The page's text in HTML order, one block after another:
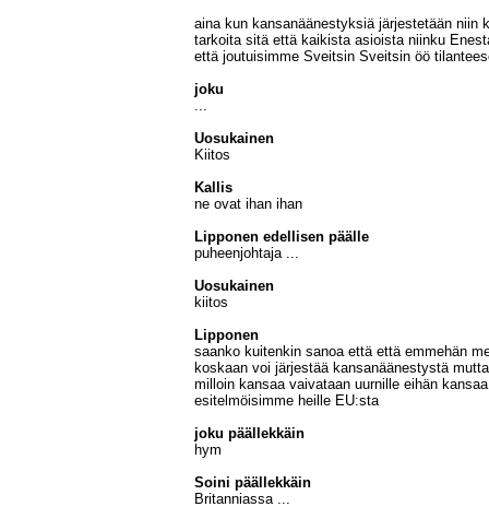
aina kun kansanäänestyksiä järjestetään niin
tarkoita sitä että kaikista asioista niinku
että joutuisimme Sveitsin Sveitsin öö
joku
...
Uosukainen
Kiitos
Kallis
ne ovat ihan ihan
Lipponen edellisen päälle
puheenjohtaja ...
Uosukainen
kiitos
Lipponen
saanko kuitenkin sanoa että että emmehän
koskaan voi järjestää kansanäänestystä
milloin kansaa vaivataan uurnille eihän
esitelmöisimme heille EU:sta
joku päällekkäin
hym
Soini päällekkäin
Britanniassa ...